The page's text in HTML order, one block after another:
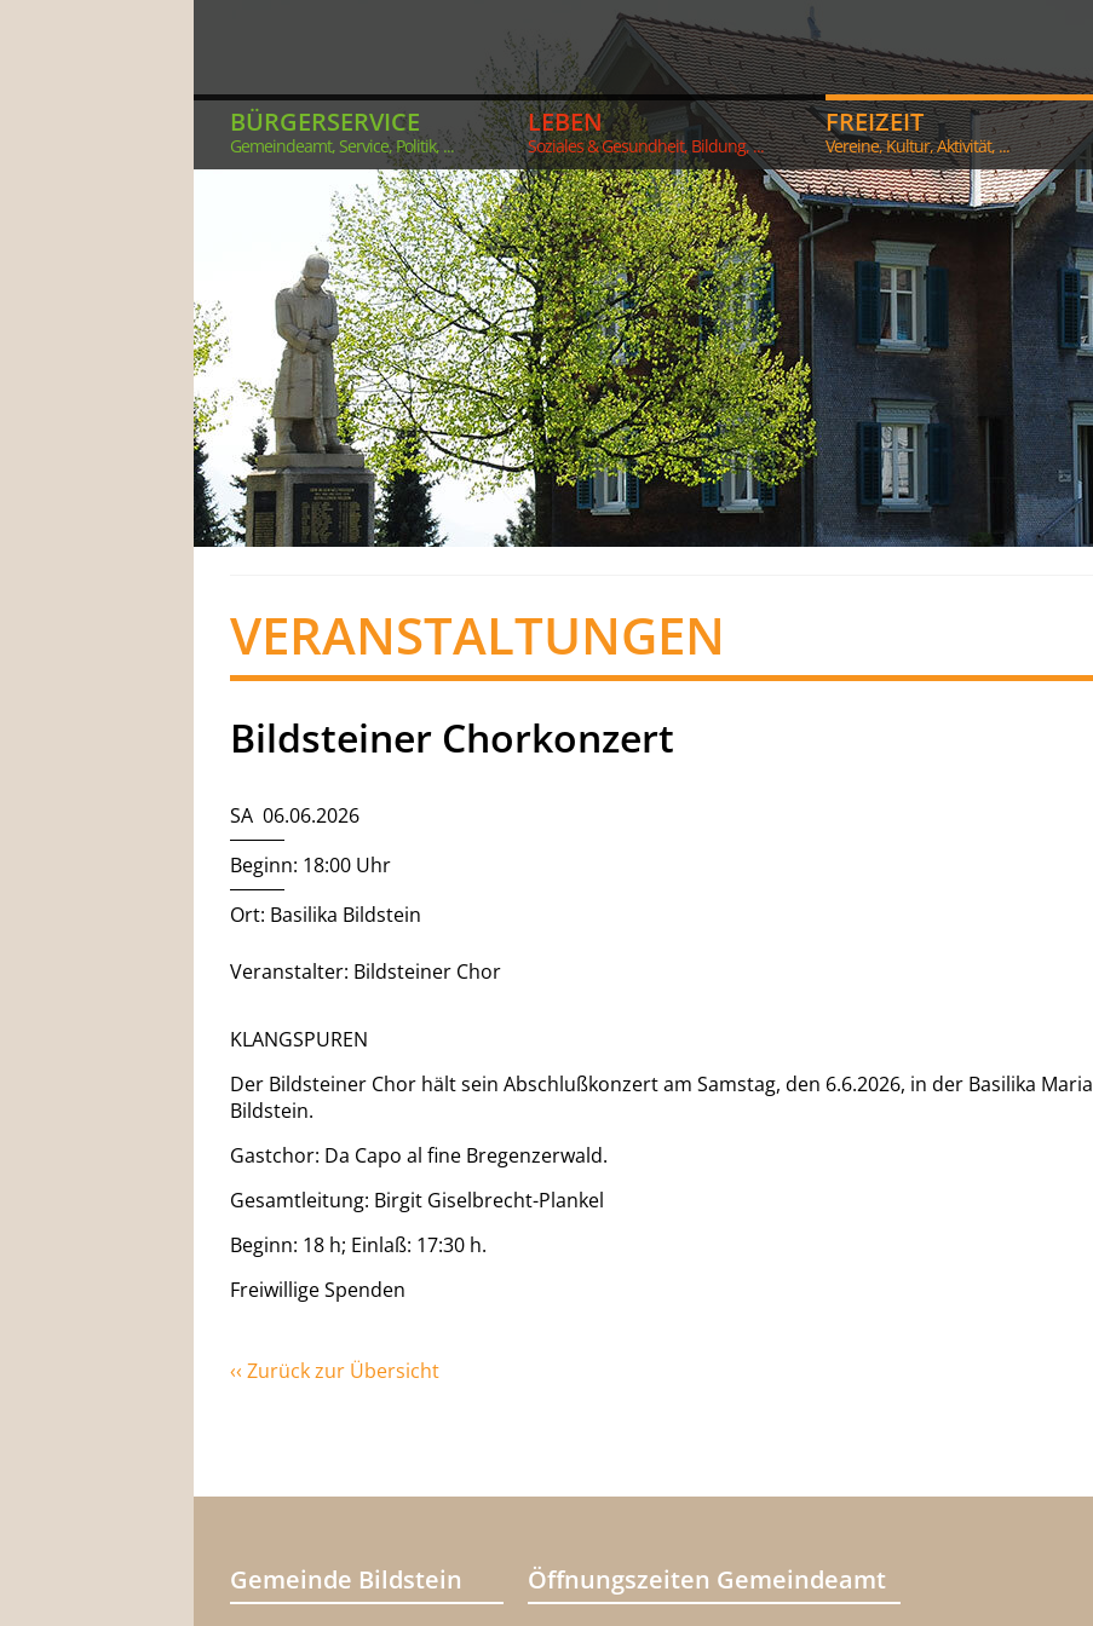
BÜRGERSERVICE
Gemeindeamt, Service, Politik, ...
LEBEN
Soziales & Gesundheit, Bildung, ...
FREIZEIT
Vereine, Kultur, Aktivität, ...
VERANSTALTUNGEN
Bildsteiner Chorkonzert
SA 06.06.2026
Beginn: 18:00 Uhr
Ort: Basilika Bildstein
Veranstalter: Bildsteiner Chor
KLANGSPUREN
Der Bildsteiner Chor hält sein Abschlußkonzert am Samstag, den 6.6.2026, in der Basilika Maria
Bildstein.
Gastchor: Da Capo al fine Bregenzerwald.
Gesamtleitung: Birgit Giselbrecht-Plankel
Beginn: 18 h; Einlaß: 17:30 h.
Freiwillige Spenden
‹‹ Zurück zur Übersicht
Gemeinde Bildstein Öffnungszeiten Gemeindeamt